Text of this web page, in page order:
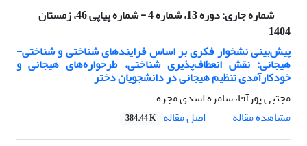
شماره جاری:
دوره 13، شماره 4 - شماره پیاپی 46، زمستان
1404
پیش‌بینی نشخوار فکری بر اساس فرایندهای شناختی و شناختی-
هیجانی: نقش انعطاف‌پذیری شناختی، طرحواره‌های هیجانی و
خودکارآمدی تنظیم هیجانی در دانشجویان دختر
مجتبی پورآقا، سامره اسدی مجره
مشاهده مقاله
اصل مقاله 384.44 K